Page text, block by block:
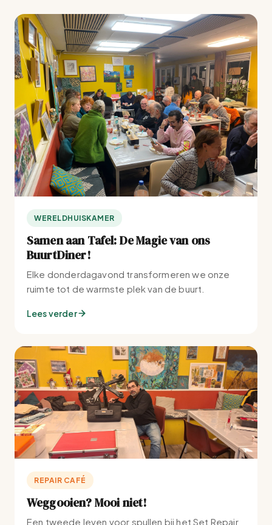
WERELDHUISKAMER
Samen aan Tafel: De Magie van ons
BuurtDiner!
Elke donderdagavond transformeren we onze
ruimte tot de warmste plek van de buurt.
Lees verder
REPAIR CAFÉ
Weggooien? Mooi niet!
Een tweede leven voor spullen bij het Set Repair